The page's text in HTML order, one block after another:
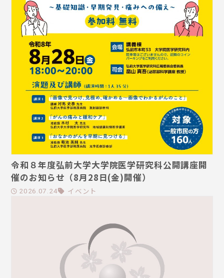
令和８年度弘前大学大学院医学研究科公開講座開
催のお知らせ（8月28日(金)開催）
2026.07.24 イベント